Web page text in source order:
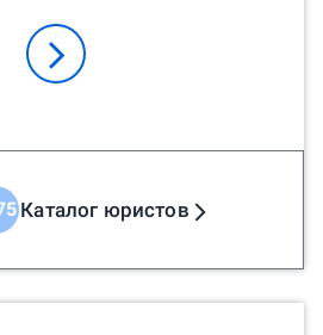
Каталог юристов